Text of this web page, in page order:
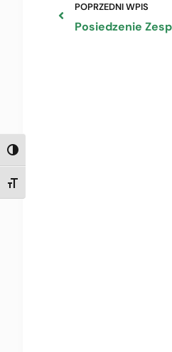
TOGGLE HIGH CONTRAST
TOGGLE FONT SIZE
POPRZEDNI WPIS